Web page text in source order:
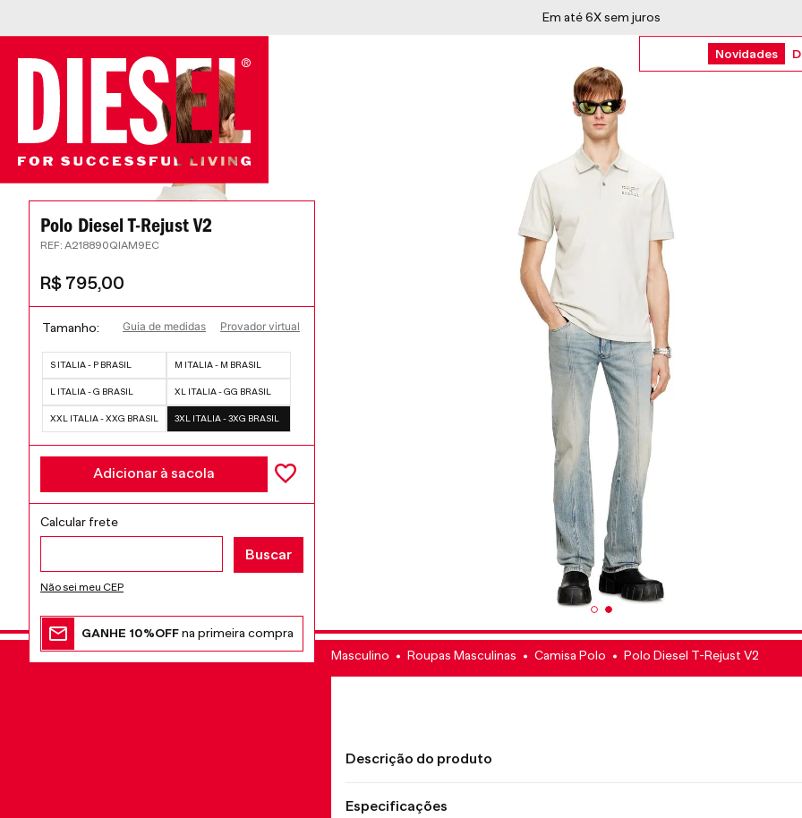
Novidades
Polo Diesel T-Rejust V2
: A218890QIAM9EC
R$ 795,00
Provador virtual
Guia de medidas
Tamanho
S ITALIA - P BRASIL M ITALIA - M BRASIL
L ITALIA - G BRASIL XL ITALIA - GG BRASIL
XXL ITALIA - XXG BRASIL 3XL ITALIA - 3XG BRASIL
Adicionar à sacola
Não sei meu CEP
GANHE 10%OFFna primeira compra
Masculino
Roupas Masculinas Camisa Polo Polo Diesel T-Rejust V2
Descrição do produto
Especificações